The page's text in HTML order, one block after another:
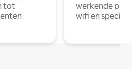
tot
werkende
wifi en